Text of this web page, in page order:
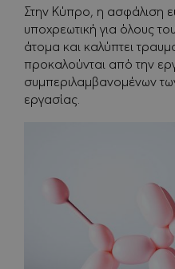
Στην Κύπρο, η ασφάλιση
υποχρεωτική για όλους
άτομα και καλύπτει
προκαλούνται από την
συμπεριλαμβανομένων
εργασίας.